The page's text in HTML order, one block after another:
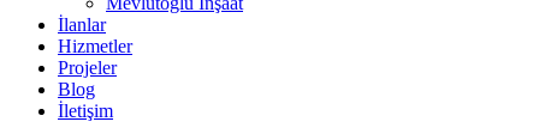
İlanlar
Hizmetler
Projeler
Blog
İletişim